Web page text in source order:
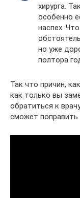
хирурга.
особенно
наспех.
но уже
полтора
Так что причин,
как только вы
обратиться к
сможет поправить